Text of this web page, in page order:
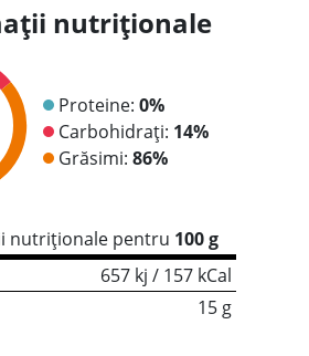
nutriționale
Proteine: 0%
Carbohidrați: 14%
Grăsimi: 86%
nutriționale pentru 100 g
657 kj / 157 kCal
15 g